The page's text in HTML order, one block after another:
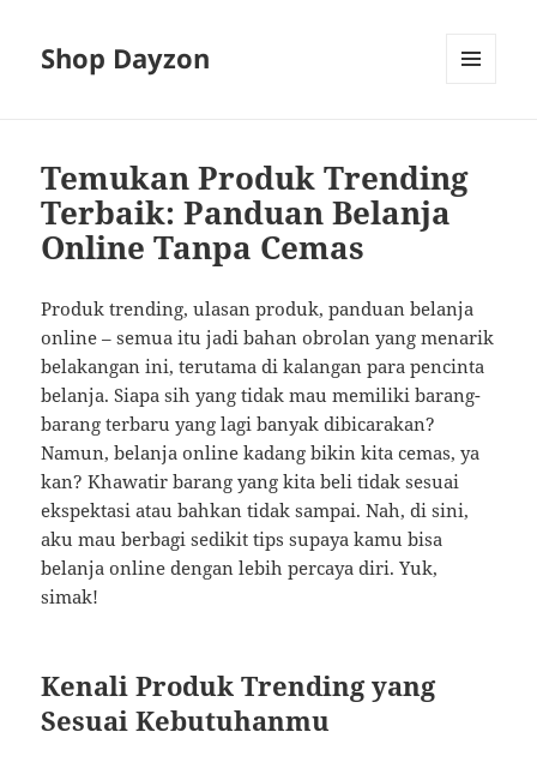
Shop Dayzon
Temukan Produk Trending
Terbaik: Panduan Belanja
Online Tanpa Cemas
Produk trending, ulasan produk, panduan belanja
online – semua itu jadi bahan obrolan yang menarik
belakangan ini, terutama di kalangan para pencinta
belanja. Siapa sih yang tidak mau memiliki barang-
barang terbaru yang lagi banyak dibicarakan?
Namun, belanja online kadang bikin kita cemas, ya
kan? Khawatir barang yang kita beli tidak sesuai
ekspektasi atau bahkan tidak sampai. Nah, di sini,
aku mau berbagi sedikit tips supaya kamu bisa
belanja online dengan lebih percaya diri. Yuk,
simak!
Kenali Produk Trending yang
Sesuai Kebutuhanmu